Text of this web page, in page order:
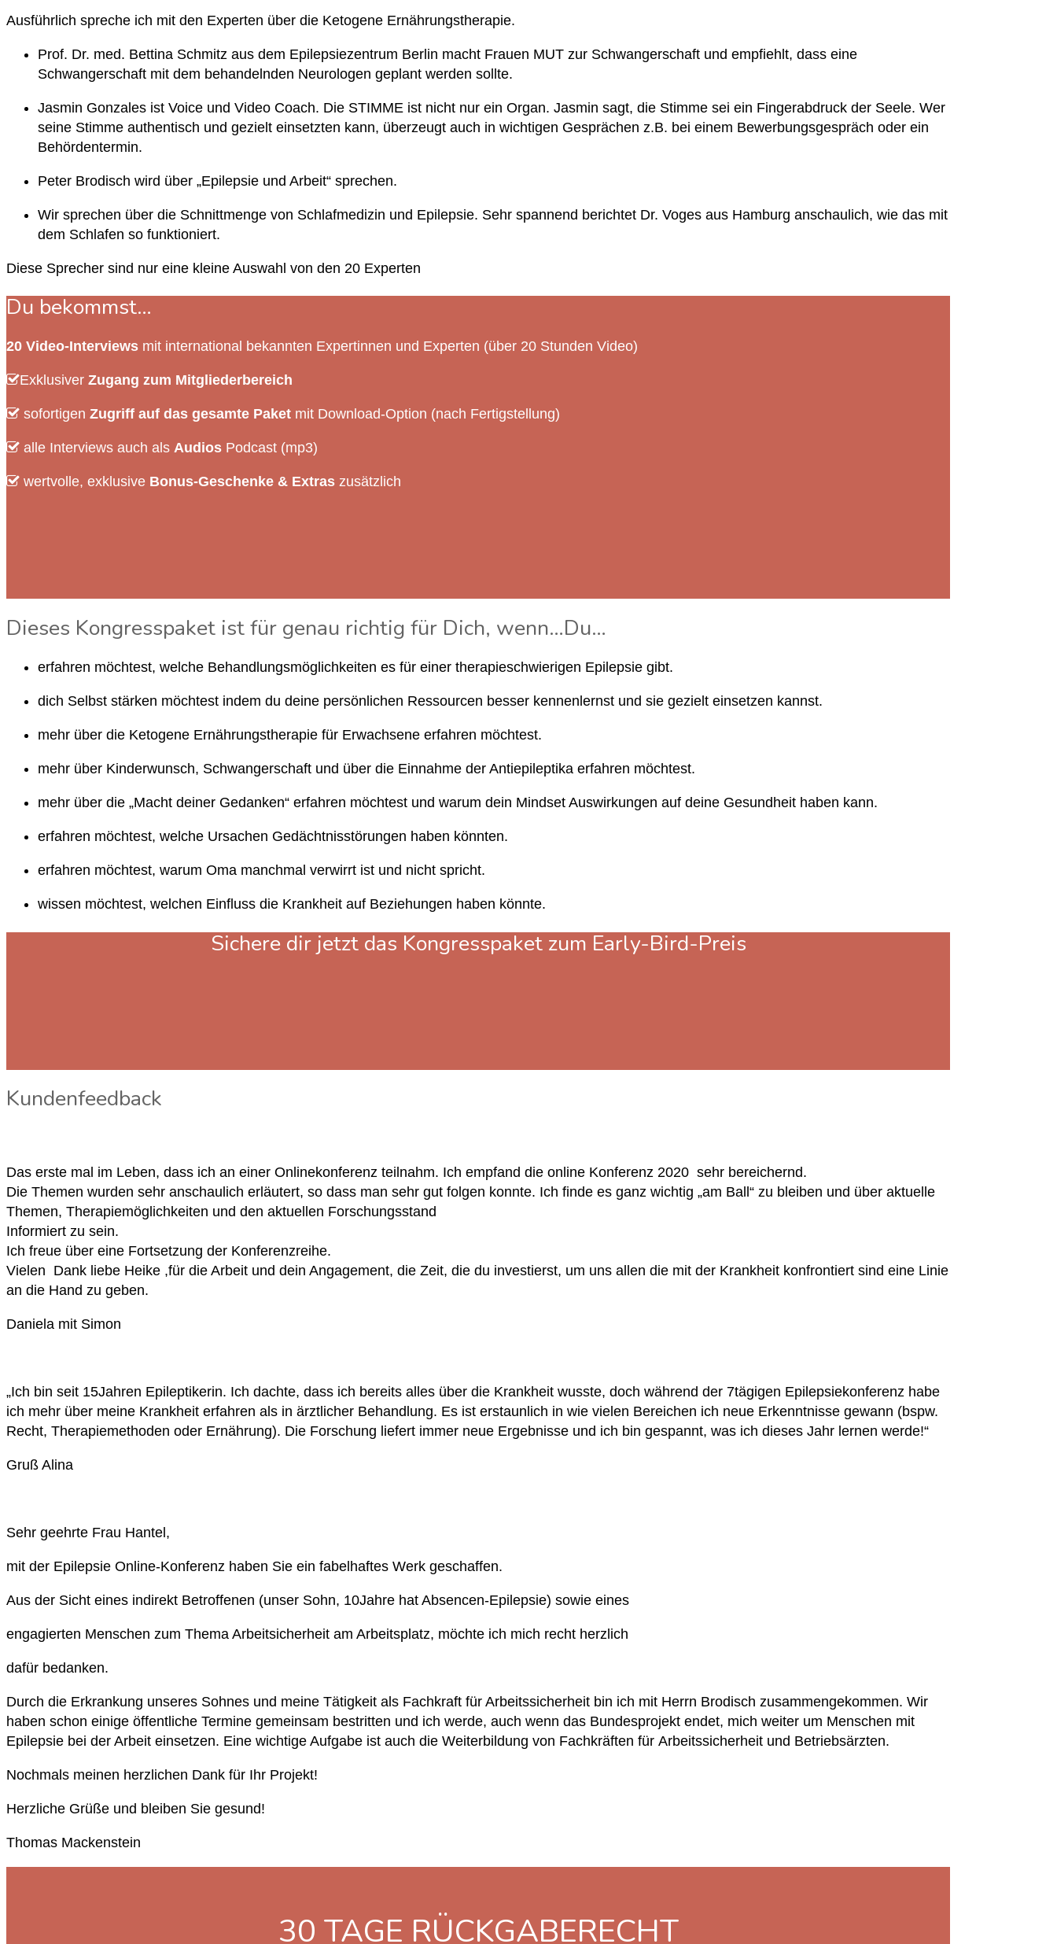
Ausführlich spreche ich mit den Experten über die Ketogene Ernährungstherapie.
Prof. Dr. med. Bettina Schmitz aus dem Epilepsiezentrum Berlin macht Frauen MUT zur Schwangerschaft und empfiehlt, dass eine
Schwangerschaft mit dem behandelnden Neurologen geplant werden sollte.
Jasmin Gonzales ist Voice und Video Coach. Die STIMME ist nicht nur ein Organ. Jasmin sagt, die Stimme sei ein Fingerabdruck der Seele. Wer
seine Stimme authentisch und gezielt einsetzten kann, überzeugt auch in wichtigen Gesprächen z.B. bei einem Bewerbungsgespräch oder ein
Behördentermin.
Peter Brodisch wird über „Epilepsie und Arbeit“ sprechen.
Wir sprechen über die Schnittmenge von Schlafmedizin und Epilepsie. Sehr spannend berichtet Dr. Voges aus Hamburg anschaulich, wie das mit
dem Schlafen so funktioniert.
Diese Sprecher sind nur eine kleine Auswahl von den 20 Experten
Du bekommst…
20 Video-Interviews mit international bekannten Expertinnen und Experten (über 20 Stunden Video)
Exklusiver Zugang zum Mitgliederbereich
sofortigen Zugriff auf das gesamte Paket mit Download-Option (nach Fertigstellung)
alle Interviews auch als Audios Podcast (mp3)
wertvolle, exklusive Bonus-Geschenke & Extras zusätzlich
Dieses Kongresspaket ist für genau richtig für Dich, wenn…Du…
erfahren möchtest, welche Behandlungsmöglichkeiten es für einer therapieschwierigen Epilepsie gibt.
dich Selbst stärken möchtest indem du deine persönlichen Ressourcen besser kennenlernst und sie gezielt einsetzen kannst.
mehr über die Ketogene Ernährungstherapie für Erwachsene erfahren möchtest.
mehr über Kinderwunsch, Schwangerschaft und über die Einnahme der Antiepileptika erfahren möchtest.
mehr über die „Macht deiner Gedanken“ erfahren möchtest und warum dein Mindset Auswirkungen auf deine Gesundheit haben kann.
erfahren möchtest, welche Ursachen Gedächtnisstörungen haben könnten.
erfahren möchtest, warum Oma manchmal verwirrt ist und nicht spricht.
wissen möchtest, welchen Einfluss die Krankheit auf Beziehungen haben könnte.
Sichere dir jetzt das Kongresspaket zum Early-Bird-Preis
Kundenfeedback
Das erste mal im Leben, dass ich an einer Onlinekonferenz teilnahm. Ich empfand die online Konferenz 2020 sehr bereichernd.
Die Themen wurden sehr anschaulich erläutert, so dass man sehr gut folgen konnte. Ich finde es ganz wichtig „am Ball“ zu bleiben und über aktuelle
Themen, Therapiemöglichkeiten und den aktuellen Forschungsstand
Informiert zu sein.
Ich freue über eine Fortsetzung der Konferenzreihe.
Vielen Dank liebe Heike ,für die Arbeit und dein Angagement, die Zeit, die du investierst, um uns allen die mit der Krankheit konfrontiert sind eine Linie
an die Hand zu geben.
Daniela mit Simon
„Ich bin seit 15Jahren Epileptikerin. Ich dachte, dass ich bereits alles über die Krankheit wusste, doch während der 7tägigen Epilepsiekonferenz habe
ich mehr über meine Krankheit erfahren als in ärztlicher Behandlung. Es ist erstaunlich in wie vielen Bereichen ich neue Erkenntnisse gewann (bspw.
Recht, Therapiemethoden oder Ernährung). Die Forschung liefert immer neue Ergebnisse und ich bin gespannt, was ich dieses Jahr lernen werde!“
Gruß Alina
Sehr geehrte Frau Hantel,
mit der Epilepsie Online-Konferenz haben Sie ein fabelhaftes Werk geschaffen.
Aus der Sicht eines indirekt Betroffenen (unser Sohn, 10Jahre hat Absencen-Epilepsie) sowie eines
engagierten Menschen zum Thema Arbeitsicherheit am Arbeitsplatz, möchte ich mich recht herzlich
dafür bedanken.
Durch die Erkrankung unseres Sohnes und meine Tätigkeit als Fachkraft für Arbeitssicherheit bin ich mit Herrn Brodisch zusammengekommen. Wir
haben schon einige öffentliche Termine gemeinsam bestritten und ich werde, auch wenn das Bundesprojekt endet, mich weiter um Menschen mit
Epilepsie bei der Arbeit einsetzen. Eine wichtige Aufgabe ist auch die Weiterbildung von Fachkräften für Arbeitssicherheit und Betriebsärzten.
Nochmals meinen herzlichen Dank für Ihr Projekt!
Herzliche Grüße und bleiben Sie gesund!
Thomas Mackenstein
30 TAGE RÜCKGABERECHT